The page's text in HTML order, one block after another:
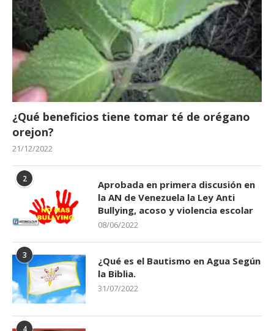
¿Qué beneficios tiene tomar té de orégano
orejon?
21/12/2022
2
Aprobada en primera discusión en
la AN de Venezuela la Ley Anti
Bullying, acoso y violencia escolar
08/06/2022
3
¿Qué es el Bautismo en Agua Según
la Biblia.
31/07/2022
4